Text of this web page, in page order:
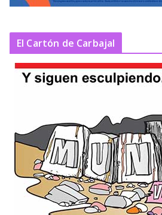
El Cartón de Carbajal